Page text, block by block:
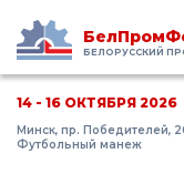
БЕЛОРУССКИЙ
14 - 16 ОКТЯБРЯ 2026
Минск, пр. Победителей,
Футбольный манеж